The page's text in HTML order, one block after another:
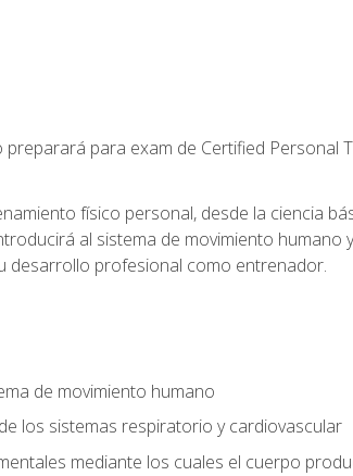
para exam de Certified
físico personal, desde la ciencia
al sistema de movimiento
desarrollo profesional como entrenador.
de movimiento humano
los sistemas respiratorio y cardiovascular
mediante los cuales el cuerpo